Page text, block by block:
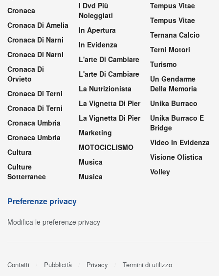
Cronaca
Cronaca Di Amelia
Cronaca Di Narni
Cronaca Di Narni
Cronaca Di
Orvieto
Cronaca Di Terni
Cronaca Di Terni
Cronaca Umbria
Cronaca Umbria
Cultura
Culture
Sotterranee
I Dvd Più
Noleggiati
In Apertura
In Evidenza
L'arte Di Cambiare
L'arte Di Cambiare
La Nutrizionista
La Vignetta Di Pier
La Vignetta Di Pier
Marketing
MOTOCICLISMO
Musica
Musica
Tempus Vitae
Tempus Vitae
Ternana Calcio
Terni Motori
Turismo
Un Gendarme
Della Memoria
Unika Burraco
Unika Burraco E
Bridge
Video In Evidenza
Visione Olistica
Volley
Preferenze privacy
Modifica le preferenze privacy
Contatti Pubblicità Privacy Termini di utilizzo